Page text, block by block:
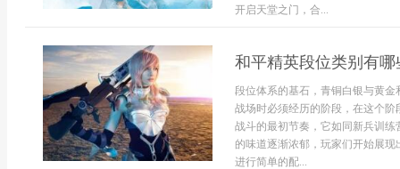
开启天堂之门，合...
和平精英段位类别有
段位体系的基石，青铜白银与黄
战场时必须经历的阶段，在这个
战斗的最初节奏，它如同新兵训
的味道逐渐浓郁，玩家们开始展
进行简单的配...